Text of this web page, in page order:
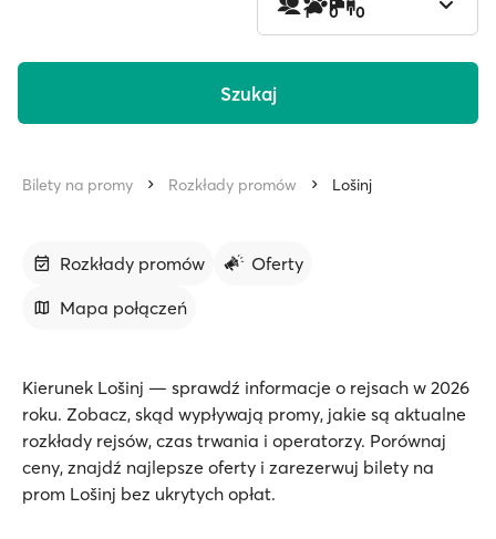
1 0 0
Szukaj
Bilety na promy Rozkłady promów Lošinj
Rozkłady promów
Oferty
Mapa połączeń
Kierunek Lošinj — sprawdź informacje o rejsach w 2026
roku. Zobacz, skąd wypływają promy, jakie są aktualne
rozkłady rejsów, czas trwania i operatorzy. Porównaj
ceny, znajdź najlepsze oferty i zarezerwuj bilety na
prom Lošinj bez ukrytych opłat.